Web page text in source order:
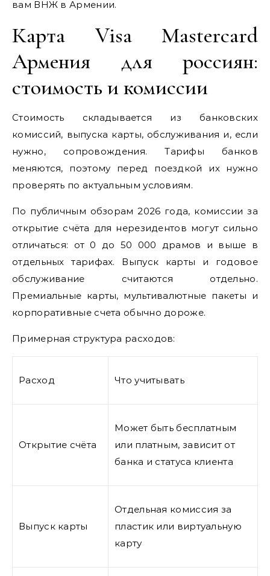
вам ВНЖ в Армении.
Карта Visa Mastercard
Армения для россиян:
стоимость и комиссии
Стоимость складывается из банковских
комиссий, выпуска карты, обслуживания и, если
нужно, сопровождения. Тарифы банков
меняются, поэтому перед поездкой их нужно
проверять по актуальным условиям.
По публичным обзорам 2026 года, комиссии за
открытие счёта для нерезидентов могут сильно
отличаться: от 0 до 50 000 драмов и выше в
отдельных тарифах. Выпуск карты и годовое
обслуживание считаются отдельно.
Премиальные карты, мультивалютные пакеты и
корпоративные счета обычно дороже.
Примерная структура расходов:
Расход Что учитывать
Открытие счёта
Может быть бесплатным
или платным, зависит от
банка и статуса клиента
Выпуск карты
Отдельная комиссия за
пластик или виртуальную
карту